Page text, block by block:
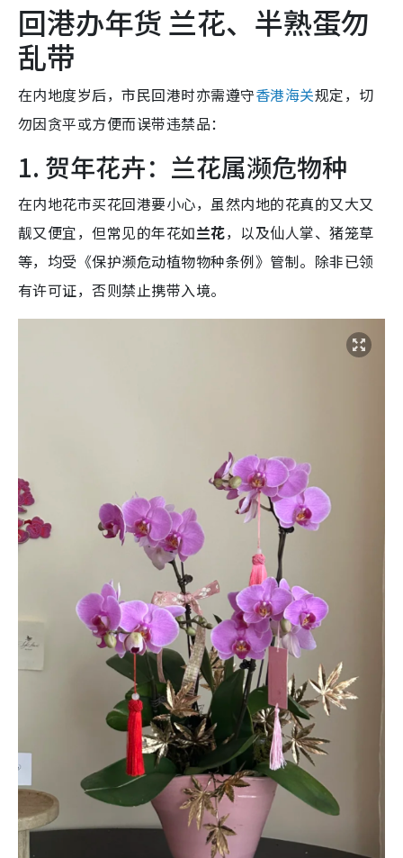
回港办年货 兰花、半熟蛋勿
乱带
在内地度岁后，市民回港时亦需遵守香港海关规定，切
勿因贪平或方便而误带违禁品：
1. 贺年花卉：兰花属濒危物种
在内地花市买花回港要小心，虽然内地的花真的又大又
靓又便宜，但常见的年花如兰花，以及仙人掌、猪笼草
等，均受《保护濒危动植物物种条例》管制。除非已领
有许可证，否则禁止携带入境。